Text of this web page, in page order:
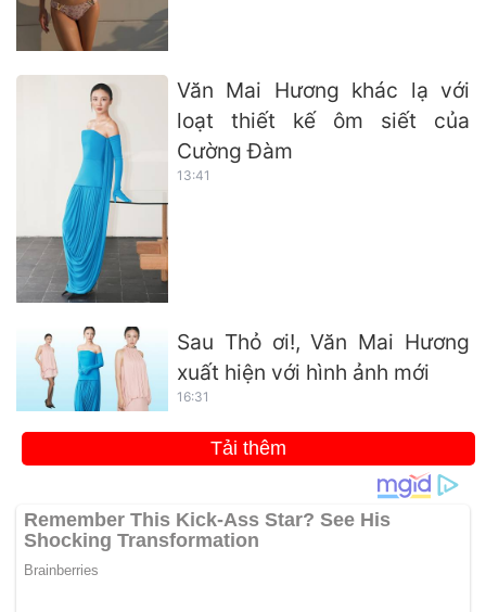
Văn Mai Hương khác lạ với
loạt thiết kế ôm siết của
Cường Đàm
13:41
Sau Thỏ ơi!, Văn Mai Hương
xuất hiện với hình ảnh mới
16:31
Tải thêm